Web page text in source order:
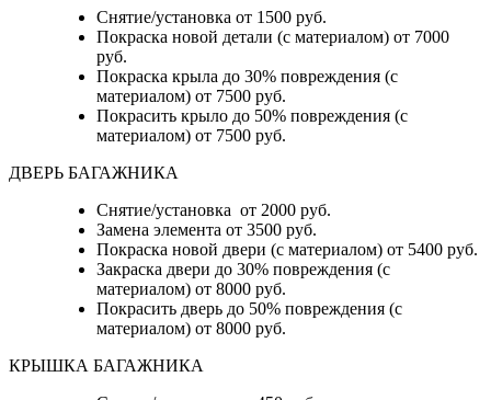
Снятие/установка от 1500 руб.
Покраска новой детали (с материалом) от 7000
руб.
Покраска крыла до 30% повреждения (с
материалом) от 7500 руб.
Покрасить крыло до 50% повреждения (с
материалом) от 7500 руб.
ДВЕРЬ БАГАЖНИКА
Снятие/установка от 2000 руб.
Замена элемента от 3500 руб.
Покраска новой двери (с материалом) от 5400 руб.
Закраска двери до 30% повреждения (с
материалом) от 8000 руб.
Покрасить дверь до 50% повреждения (с
материалом) от 8000 руб.
КРЫШКА БАГАЖНИКА